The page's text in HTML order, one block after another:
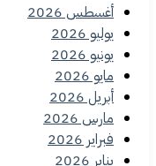
أغسطس 2026
يوليو 2026
يونيو 2026
مايو 2026
أبريل 2026
مارس 2026
فبراير 2026
يناير 2026